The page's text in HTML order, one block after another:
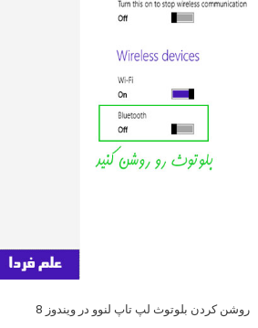
روشن کردن بلوتوث لپ تاپ لنوو در ویندوز 8